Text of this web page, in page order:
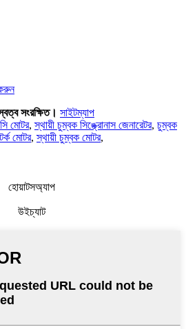
সংরক্ষিত। সাইটম্যাপ
মোটর,স্থায়ী চুম্বক সিঙ্ক্রোনাস জেনারেটর, চুম্বক
মোটর,স্থায়ী চুম্বক মোটর,
হোয়াটসঅ্যাপ
উইচ্যাট